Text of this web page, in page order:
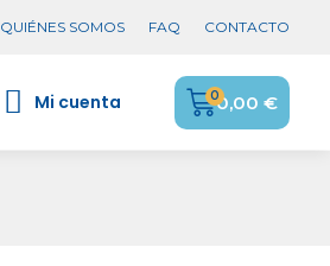
QUIÉNES SOMOS FAQ CONTACTO
Mi cuenta 0,00 €